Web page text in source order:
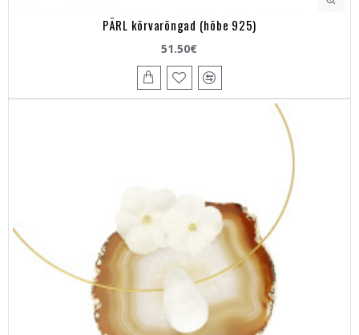
PÄRL kõrvarõngad (hõbe 925)
51.50€